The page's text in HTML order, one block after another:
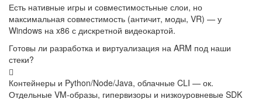
Есть нативные игры и совместимостьные слои, но
максимальная совместимость (античит, моды, VR) — у
Windows на x86 с дискретной видеокартой.
Готовы ли разработка и виртуализация на ARM под наши
стеки?
Контейнеры и Python/Node/Java, облачные CLI — ок.
Отдельные VM-образы, гипервизоры и низкоуровневые SDK